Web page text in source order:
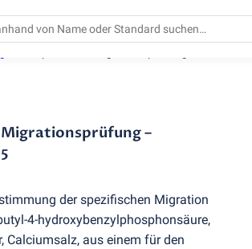
–
der spezifischen Migration
4-hydroxybenzylphosphonsäure,
Calciumsalz, aus einem für den